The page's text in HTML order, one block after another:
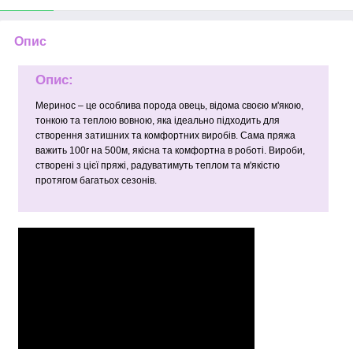
Опис
Опис:
Меринос – це особлива порода овець, відома своєю м'якою,
тонкою та теплою вовною, яка ідеально підходить для
створення затишних та комфортних виробів. Сама пряжа
важить 100г на 500м, якісна та комфортна в роботі. Вироби,
створені з цієї пряжі, радуватимуть теплом та м'якістю
протягом багатьох сезонів.